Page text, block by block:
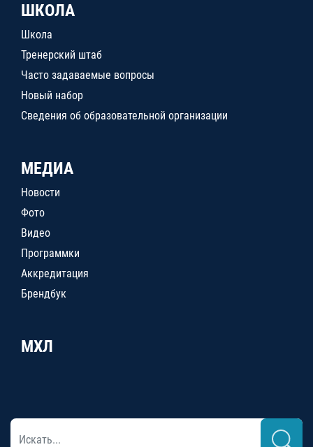
ШКОЛА
Школа
Тренерский штаб
Часто задаваемые вопросы
Новый набор
Сведения об образовательной организации
МЕДИА
Новости
Фото
Видео
Программки
Аккредитация
Брендбук
МХЛ